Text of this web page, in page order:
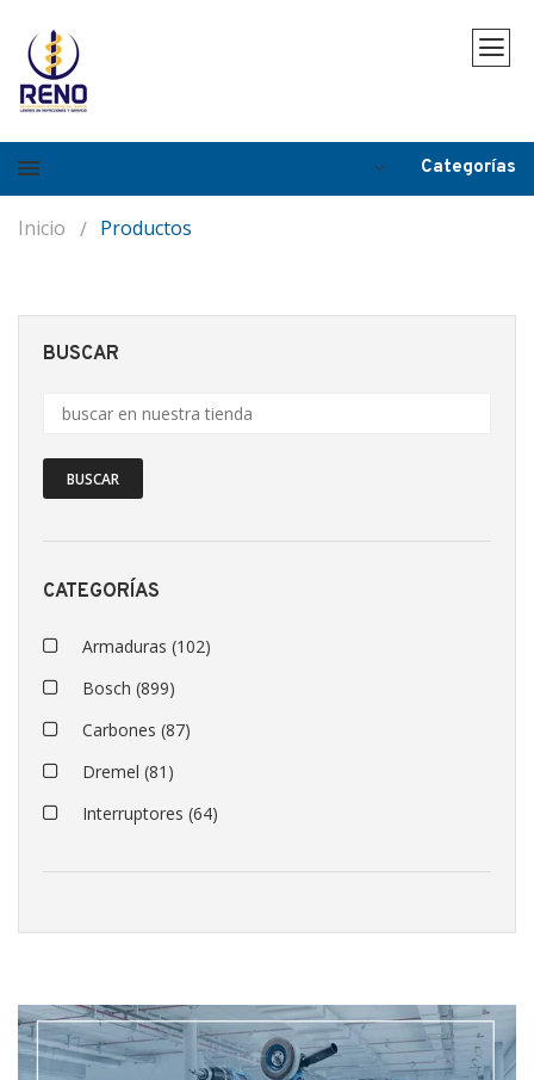
Categorías
Inicio Productos
BUSCAR
BUSCAR
CATEGORÍAS
Armaduras (102)
Bosch (899)
Carbones (87)
Dremel (81)
Interruptores (64)